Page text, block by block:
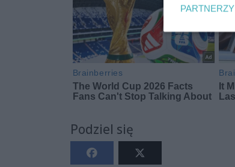
Podziel się
PARTNERZY